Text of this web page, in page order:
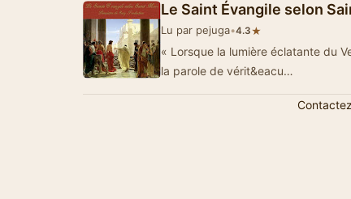
Le Saint Évangile selon
Lu par pejuga•4.3★
« Lorsque la lumière éclatante du
la parole de vérit&eacu…